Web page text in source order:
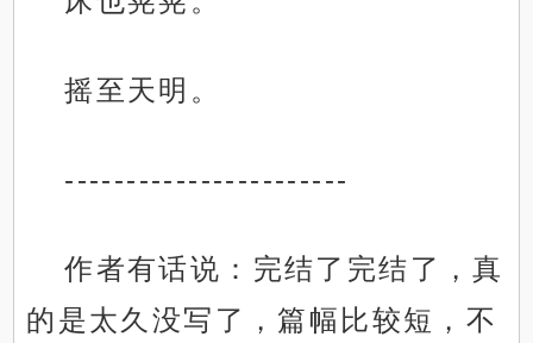
摇至天明。
-----------------------
作者有话说：完结了完结了，真
的是太久没写了，篇幅比较短，不